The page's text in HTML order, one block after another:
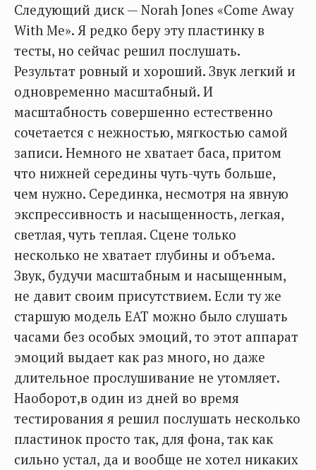
Следующий диск — Norah Jones «Come Away
With Me». Я редко беру эту пластинку в
тесты, но сейчас решил послушать.
Результат ровный и хороший. Звук легкий и
одновременно масштабный. И
масштабность совершенно естественно
сочетается с нежностью, мягкостью самой
записи. Немного не хватает баса, притом
что нижней середины чуть-чуть больше,
чем нужно. Серединка, несмотря на явную
экспрессивность и насыщенность, легкая,
светлая, чуть теплая. Сцене только
несколько не хватает глубины и объема.
Звук, будучи масштабным и насыщенным,
не давит своим присутствием. Если ту же
старшую модель EAT можно было слушать
часами без особых эмоций, то этот аппарат
эмоций выдает как раз много, но даже
длительное прослушивание не утомляет.
Наоборот,в один из дней во время
тестирования я решил послушать несколько
пластинок просто так, для фона, так как
сильно устал, да и вообще не хотел никаких